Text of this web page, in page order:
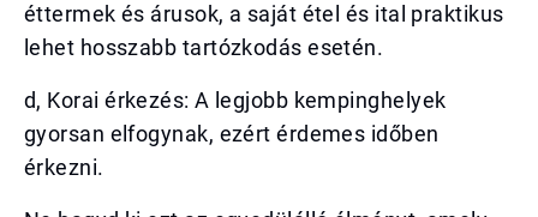
éttermek és árusok, a saját étel és ital praktikus
lehet hosszabb tartózkodás esetén.
d, Korai érkezés: A legjobb kempinghelyek
gyorsan elfogynak, ezért érdemes időben
érkezni.